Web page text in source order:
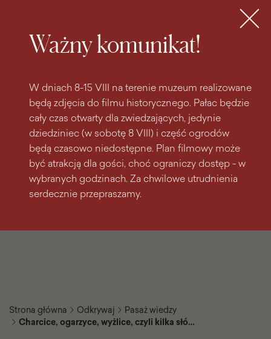
Ważny komunikat!
W dniach 8-15 VIII na terenie muzeum realizowane
będą zdjęcia do filmu historycznego. Pałac będzie
cały czas otwarty dla zwiedzających, jedynie
dziedziniec (w sobotę 8 VIII) i część ogrodów
będą czasowo niedostępne. Plan filmowy może
być atrakcją dla gości, choć ograniczy dostęp - w
wybranych godzinach. Za chwilowe utrudnienia
serdecznie przepraszamy.
MENU
Strona główna Odkrywaj
Pasaż wiedzy
Charcice, ogarzyce, wyżlice, czyli kilka słów